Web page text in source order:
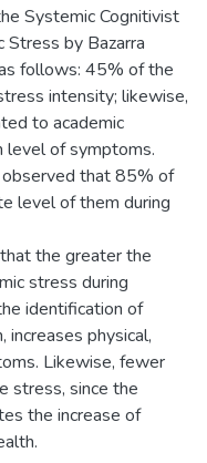
Systemic Cognitivist
by Bazarra
follows: 45% of the
intensity; likewise,
to academic
level of symptoms.
that 85% of
level of them during
the greater the
stress during
identification of
increases physical,
Likewise, fewer
stress, since the
the increase of